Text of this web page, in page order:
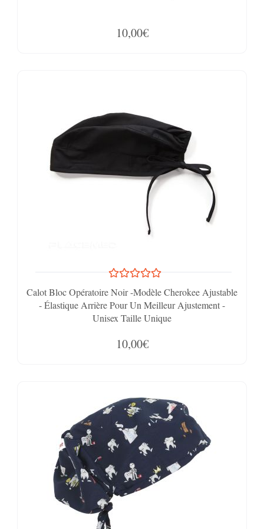
10,00€
Calot Bloc Opératoire Noir -Modèle Cherokee Ajustable
- Élastique Arrière Pour Un Meilleur Ajustement -
Unisex Taille Unique
10,00€